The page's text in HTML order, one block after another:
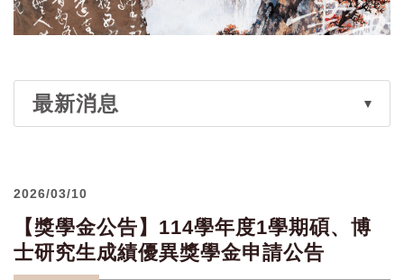
最新消息
2026/03/10
【獎學金公告】114學年度1學期碩、博
士研究生成績優異獎學金申請公告